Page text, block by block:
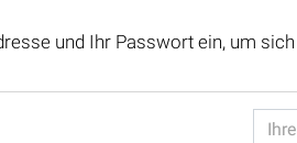
und Ihr Passwort ein, um